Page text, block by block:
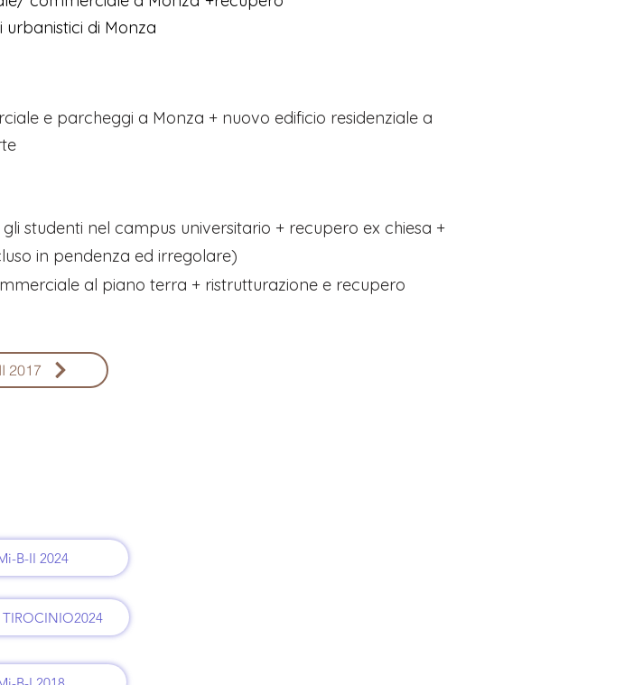
di Monza
e parcheggi a Monza + nuovo edificio residenziale a
studenti nel campus universitario + recupero ex chiesa +
in pendenza ed irregolare)
al piano terra + ristrutturazione e recupero
2017
B-II 2024